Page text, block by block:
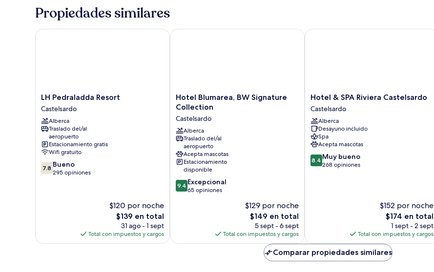
vista
mar
Propiedades similares
LH
Pedraladda
Resort
Castelsardo
LH Pedraladda Resort
Castelsardo
Alberca
Traslado del/al
aeropuerto
Estacionamiento gratis
Wifi gratuito
7.8
de
7.8 Bueno
295 opiniones
$120 por noche
El
precio
actual
es
$139 en total
31 ago - 1 sept
Total con impuestos y cargos
LH Pedraladda Resort
Hotel
Blumarea,
Signature
Collection
Castelsardo
Hotel Blumarea, BW Signature
Collection
Castelsardo
Alberca
Traslado del/al
aeropuerto
Acepta mascotas
Estacionamiento
disponible
9.4
de
9.4 Excepcional
65 opiniones
$129 por noche
El
precio
actual
es
$149 en total
5 sept - 6 sept
Total con impuestos y cargos
Hotel Blumarea, BW Signature Collection
Hotel
&
SPA
Riviera
Castelsardo
Castelsardo
Hotel & SPA Riviera Castelsardo
Castelsardo
Alberca
Desayuno incluido
Spa
Acepta mascotas
8.4
de
8.4 Muy bueno
268 opiniones
$152 por noche
El
precio
actual
es
de
$174
$174 en total
1 sept - 2 sept
Total con impuestos y cargos
Hotel & SPA Riviera Castelsardo
Comparar propiedades similares